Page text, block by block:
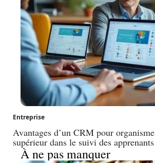
Entreprise
Avantages d’un CRM pour
supérieur dans le suivi des apprenants
À ne pas manquer